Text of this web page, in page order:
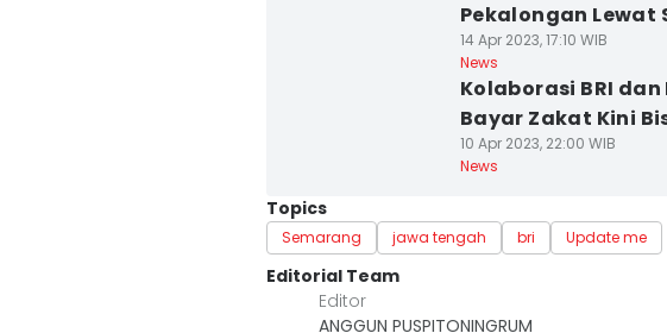
Pekalongan Lewat
14 Apr 2023, 17:10 WIB
News
Kolaborasi BRI
Bayar Zakat Kini
10 Apr 2023, 22:00 WIB
News
Topics
Semarang jawa tengah bri Update me
Editorial Team
Editor
ANGGUN PUSPITONINGRUM